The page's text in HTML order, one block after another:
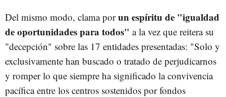
Del mismo modo, clama porun espíritu de "igualdad
de oportunidades para todos" a la vez que reitera su
"decepción" sobre las 17 entidades presentadas: "Solo y
exclusivamente han buscado o tratado de perjudicarnos
y romper lo que siempre ha significado la convivencia
pacífica entre los centros sostenidos por fondos